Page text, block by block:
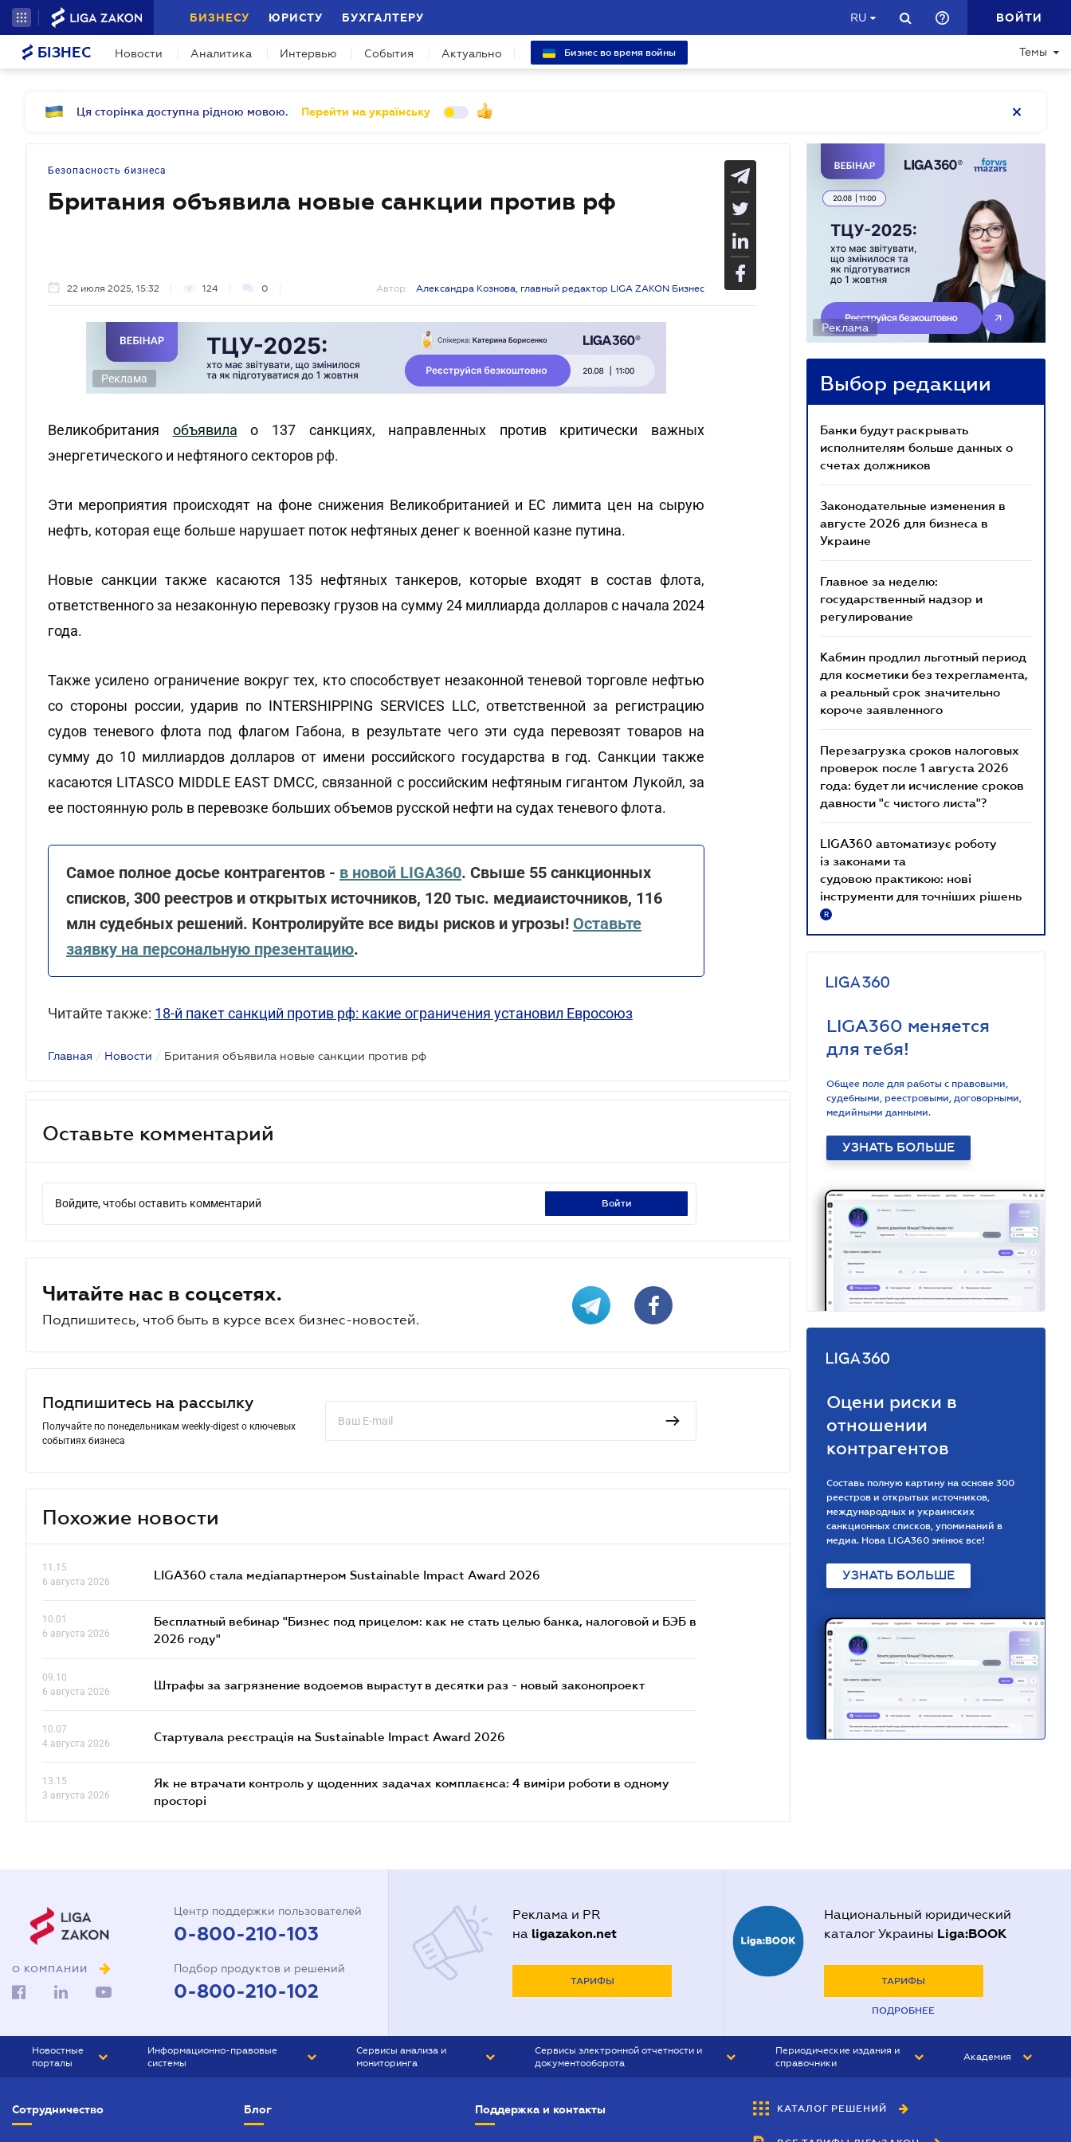
БИЗНЕСУ ЮРИСТУ БУХГАЛТЕРУ RU ВОЙТИ
БІЗНЕС Новости Аналитика Интервью События Актуально Бизнес во время войны Темы
Ця сторінка доступна рідною мовою. Перейти на українську
Безопасность бизнеса
Британия объявила новые санкции против рф
22 июля 2025, 15:32 124 0 Автор: Александра Кознова, главный редактор LIGA ZAKON Бизнес
Реклама
Великобритания объявила о 137 санкциях, направленных против критически важных
энергетического и нефтяного секторов рф.
Эти мероприятия происходят на фоне снижения Великобританией и ЕС лимита цен на сырую
нефть, которая еще больше нарушает поток нефтяных денег к военной казне путина.
Новые санкции также касаются 135 нефтяных танкеров, которые входят в состав флота,
ответственного за незаконную перевозку грузов на сумму 24 миллиарда долларов с начала 2024
года.
Также усилено ограничение вокруг тех, кто способствует незаконной теневой торговле нефтью
со стороны россии, ударив по INTERSHIPPING SERVICES LLC, ответственной за регистрацию
судов теневого флота под флагом Габона, в результате чего эти суда перевозят товаров на
сумму до 10 миллиардов долларов от имени российского государства в год. Санкции также
касаются LITASCO MIDDLE EAST DMCC, связанной с российским нефтяным гигантом Лукойл, за
ее постоянную роль в перевозке больших объемов русской нефти на судах теневого флота.
Самое полное досье контрагентов - в новой LIGA360. Свыше 55 санкционных
списков, 300 реестров и открытых источников, 120 тыс. медиаисточников, 116
млн судебных решений. Контролируйте все виды рисков и угрозы! Оставьте
заявку на персональную презентацию.
Читайте также: 18-й пакет санкций против рф: какие ограничения установил Евросоюз
Главная / Новости / Британия объявила новые санкции против рф
Оставьте комментарий
Войдите, чтобы оставить комментарий войти
Читайте нас в соцсетях.
Подпишитесь, чтоб быть в курсе всех бизнес-новостей.
Подпишитесь на рассылку
Получайте по понедельникам weekly-digest о ключевых
событиях бизнеса
Похожие новости
11.15
6 августа 2026
LIGA360 стала медіапартнером Sustainable Impact Award 2026
10.01
6 августа 2026
Бесплатный вебинар "Бизнес под прицелом: как не стать целью банка, налоговой и БЭБ в
2026 году"
09.10
6 августа 2026
Штрафы за загрязнение водоемов вырастут в десятки раз - новый законопроект
10.07
4 августа 2026
Стартувала реєстрація на Sustainable Impact Award 2026
13.15
3 августа 2026
Як не втрачати контроль у щоденних задачах комплаєнса: 4 виміри роботи в одному
просторі
Реклама
Выбор редакции
Банки будут раскрывать
исполнителям больше данных о
счетах должников
Законодательные изменения в
августе 2026 для бизнеса в
Украине
Главное за неделю:
государственный надзор и
регулирование
Кабмин продлил льготный период
для косметики без техрегламента,
а реальный срок значительно
короче заявленного
Перезагрузка сроков налоговых
проверок после 1 августа 2026
года: будет ли исчисление сроков
давности "с чистого листа"?
LIGA360 автоматизує роботу
із законами та
судовою практикою: нові
інструменти для точніших рішень
R
LIGA360 меняется
для тебя!
Общее поле для работы с правовыми,
судебными, реестровыми, договорными,
медийными данными.
УЗНАТЬ БОЛЬШЕ
Оцени риски в
отношении
контрагентов
Составь полную картину на основе 300
реестров и открытых источников,
международных и украинских
санкционных списков, упоминаний в
медиа. Нова LIGA360 змінює все!
УЗНАТЬ БОЛЬШЕ
О КОМПАНИИ
Центр поддержки пользователей
0-800-210-103
Подбор продуктов и решений
0-800-210-102
Реклама и PR
на ligazakon.net
ТАРИФЫ
Национальный юридический
каталог Украины Liga:BOOK
ТАРИФЫ
ПОДРОБНЕЕ
Новостные
порталы
БИЗНЕС
Информационно-правовые
системы
Сервисы анализа и
мониторинга
Сервисы электронной отчетности и
документооборота
Периодические издания и
справочники
БУХГАЛТЕР&ЗАКОН
Академия
Сотрудничество Блог Поддержка и контакты КАТАЛОГ РЕШЕНИЙ